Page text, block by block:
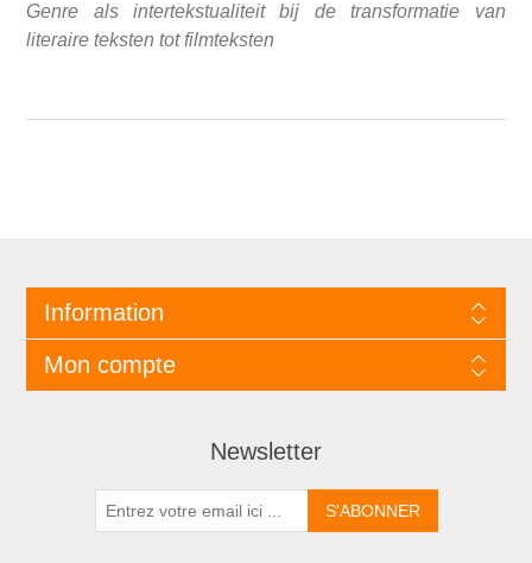
Genre als intertekstualiteit bij de transformatie van
literaire teksten tot filmteksten
Information
Mon compte
Newsletter